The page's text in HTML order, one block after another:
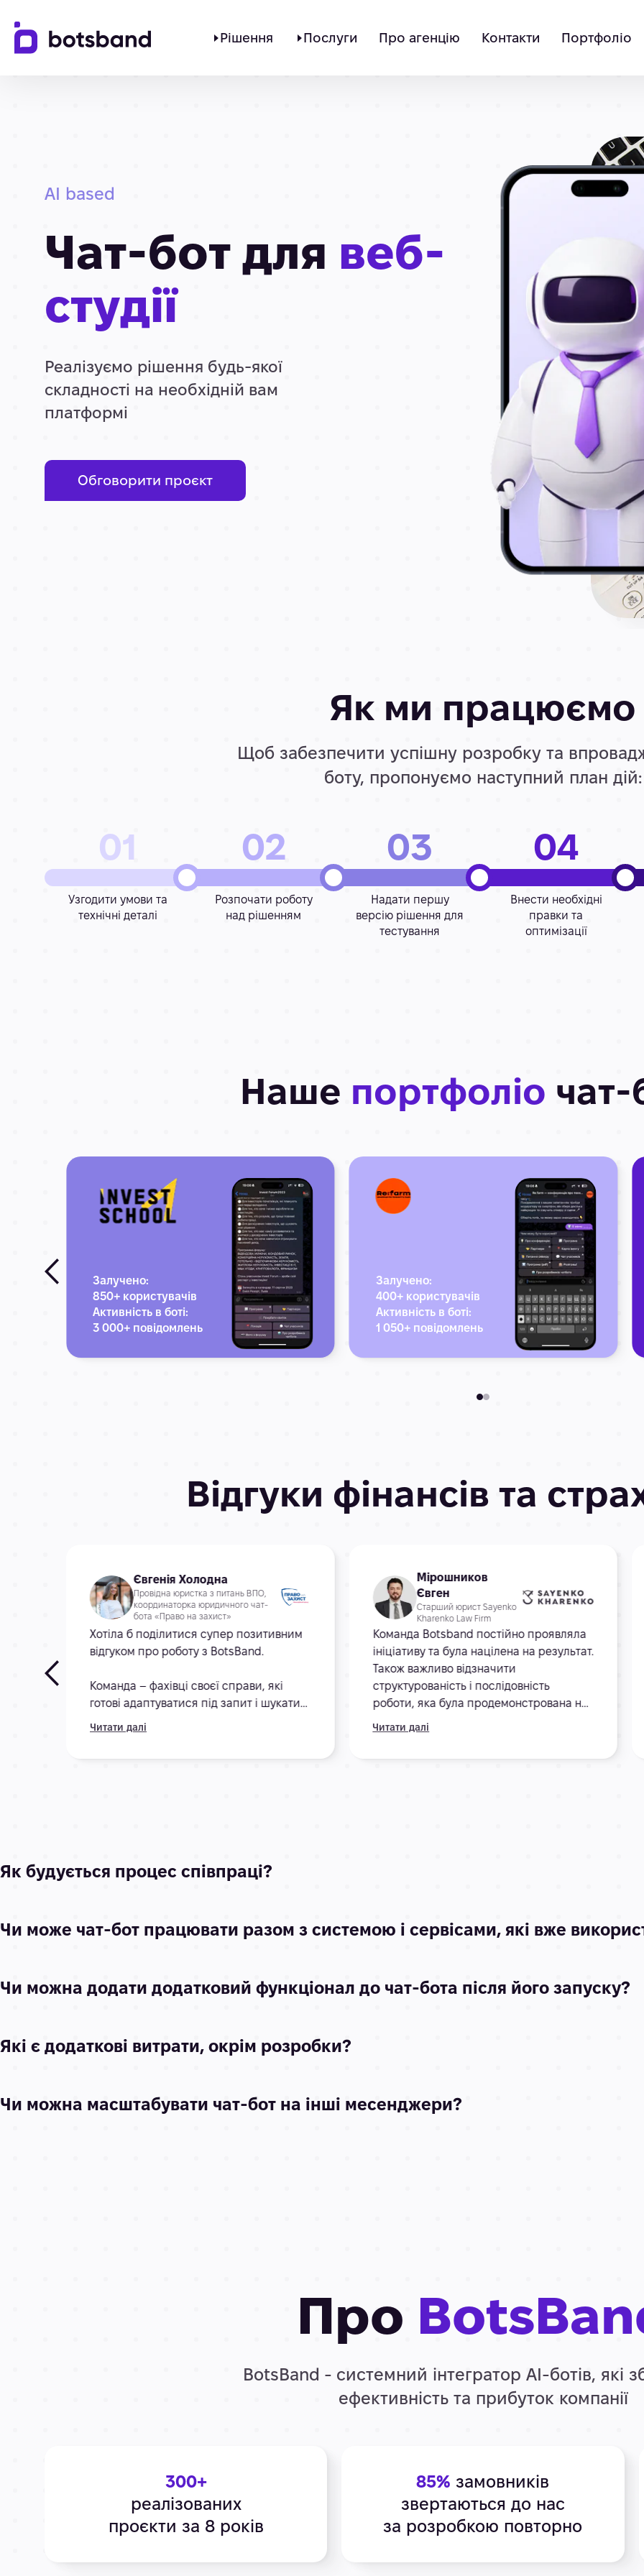
Рішення Послуги Про агенцію Контакти Портфоліо
AI based
Чат-бот для веб-
студії
Реалізуємо рішення будь-якої
складності на необхідній вам
платформі
Обговорити проєкт
Як ми працюємо
Щоб забезпечити успішну розробку та
боту, пропонуємо наступний план дій:
01 02 03 04
Узгодити умови та
технічні деталі
Розпочати роботу
над рішенням
Надати першу
версію рішення для
тестування
Внести необхідні
правки та
оптимізації
Наше портфоліо чат-
Залучено:
850+ користувачів
Активність в боті:
3 000+ повідомлень
Залучено:
400+ користувачів
Активність в боті:
1 050+ повідомлень
Відгуки фінансів та
Євгенія Холодна
Провідна юристка з питань ВПО,
координаторка юридичного чат-
бота «Право на захист»
Хотіла б поділитися супер позитивним
відгуком про роботу з BotsBand.
Команда – фахівці своєї справи, які
готові адаптуватися під запит і шукати
цікаві та нестандартні підходи до
Читати далі
Мірошников
Євген
Старший юрист Sayenko
Kharenko Law Firm
Команда Botsband постійно проявляла
ініціативу та була націлена на результат.
Також важливо відзначити
структурованість і послідовність
роботи, яка була продемонстрована на
кожному етапі розробки та спілкування.
Читати далі
Як будується процес співпраці?
Чи може чат-бот працювати разом з системою і сервісами, які вже
Чи можна додати додатковий функціонал до чат-бота після його запуску?
Які є додаткові витрати, окрім розробки?
Чи можна масштабувати чат-бот на інші месенджери?
Про
BotsBand - системний інтегратор АІ-ботів, які
ефективність та прибуток компанії
300+
реалізованих
проєкти за 8 років
85% замовників
звертаються до нас
за розробкою повторно